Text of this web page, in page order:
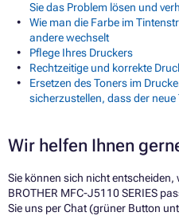
Sie das Problem lösen und
Wie man die Farbe im
andere wechselt
Pflege Ihres Druckers
Rechtzeitige und korrekte
Ersetzen des Toners im
sicherzustellen, dass der
Wir helfen Ihnen
Sie können sich nicht entscheiden,
BROTHER MFC-J5110 SERIES
Sie uns per Chat (grüner Button